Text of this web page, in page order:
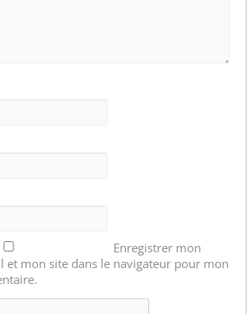
Enregistrer mon
et mon site dans le navigateur pour mon